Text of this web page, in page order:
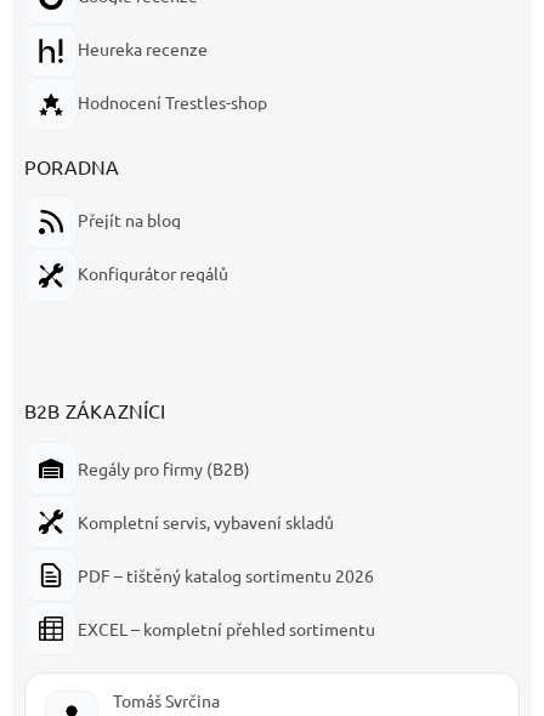
Heureka recenze
Hodnocení Trestles-shop
PORADNA
Přejít na blog
Konfigurátor regálů
B2B ZÁKAZNÍCI
Regály pro firmy (B2B)
Kompletní servis, vybavení skladů
PDF – tištěný katalog sortimentu 2026
EXCEL – kompletní přehled sortimentu
Tomáš Svrčina